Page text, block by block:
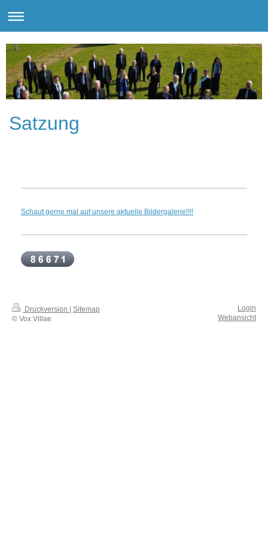
Satzung
Schaut gerne mal auf unsere aktuelle Bildergalerie!!!!
Druckversion
Sitemap
© Vox Villae
Login
Webansicht